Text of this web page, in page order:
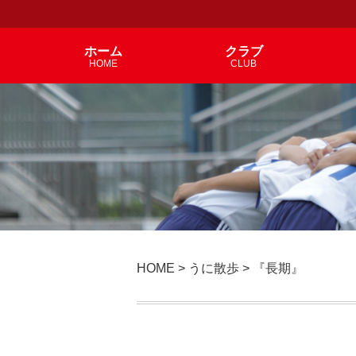
ホーム
HOME
クラブ
CLUB
HOME > うに散歩 > 『長期』